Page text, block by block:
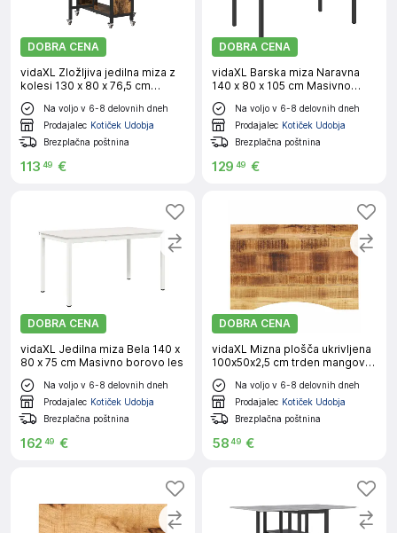
DOBRA CENA
vidaXL Zložljiva jedilna miza z
kolesi 130 x 80 x 76,5 cm
jeklena PB
Na voljo v 6-8 delovnih dneh
Prodajalec Kotiček Udobja
Brezplačna poštnina
113 49 €
DOBRA CENA
vidaXL Barska miza Naravna
140 x 80 x 105 cm Masivno
borovo les
Na voljo v 6-8 delovnih dneh
Prodajalec Kotiček Udobja
Brezplačna poštnina
129 49 €
DOBRA CENA
vidaXL Jedilna miza Bela 140 x
80 x 75 cm Masivno borovo les
Na voljo v 6-8 delovnih dneh
Prodajalec Kotiček Udobja
Brezplačna poštnina
162 49 €
DOBRA CENA
vidaXL Mizna plošča ukrivljena
100x50x2,5 cm trden mangov
les
Na voljo v 6-8 delovnih dneh
Prodajalec Kotiček Udobja
Brezplačna poštnina
5849 €